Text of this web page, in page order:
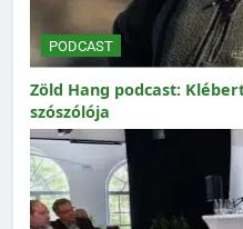
PODCAST
Zöld Hang podcast:
szószólója